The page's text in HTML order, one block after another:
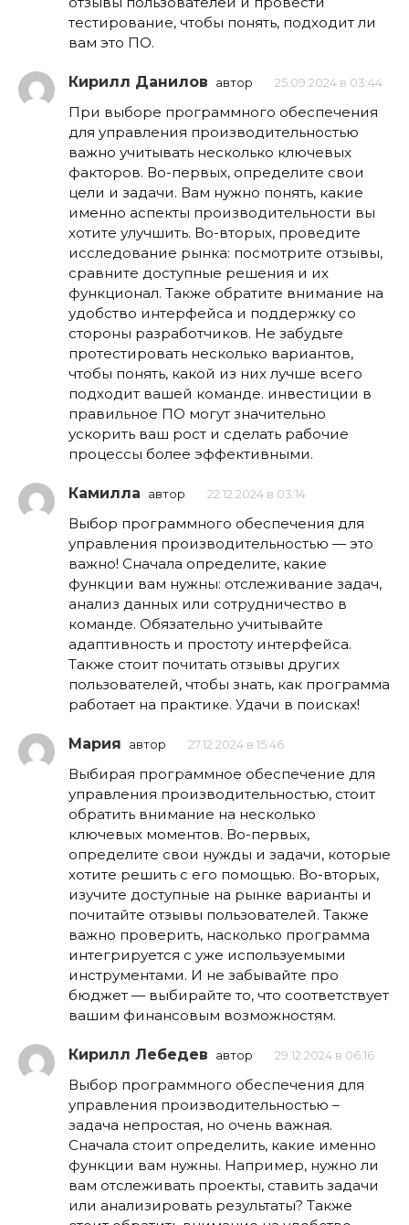
тестирование, чтобы понять, подходит ли
вам это ПО.
Кирилл Данилов автор 25.09.2024 в 03:44
При выборе программного обеспечения
для управления производительностью
важно учитывать несколько ключевых
факторов. Во-первых, определите свои
цели и задачи. Вам нужно понять, какие
именно аспекты производительности вы
хотите улучшить. Во-вторых, проведите
исследование рынка: посмотрите отзывы,
сравните доступные решения и их
функционал. Также обратите внимание на
удобство интерфейса и поддержку со
стороны разработчиков. Не забудьте
протестировать несколько вариантов,
чтобы понять, какой из них лучше всего
подходит вашей команде. инвестиции в
правильное ПО могут значительно
ускорить ваш рост и сделать рабочие
процессы более эффективными.
Камилла автор 22.12.2024 в 03:14
Выбор программного обеспечения для
управления производительностью — это
важно! Сначала определите, какие
функции вам нужны: отслеживание задач,
анализ данных или сотрудничество в
команде. Обязательно учитывайте
адаптивность и простоту интерфейса.
Также стоит почитать отзывы других
пользователей, чтобы знать, как программа
работает на практике. Удачи в поисках!
Мария автор 27.12.2024 в 15:46
Выбирая программное обеспечение для
управления производительностью, стоит
обратить внимание на несколько
ключевых моментов. Во-первых,
определите свои нужды и задачи, которые
хотите решить с его помощью. Во-вторых,
изучите доступные на рынке варианты и
почитайте отзывы пользователей. Также
важно проверить, насколько программа
интегрируется с уже используемыми
инструментами. И не забывайте про
бюджет — выбирайте то, что соответствует
вашим финансовым возможностям.
Кирилл Лебедев автор 29.12.2024 в 06:16
Выбор программного обеспечения для
управления производительностью –
задача непростая, но очень важная.
Сначала стоит определить, какие именно
функции вам нужны. Например, нужно ли
вам отслеживать проекты, ставить задачи
или анализировать результаты? Также